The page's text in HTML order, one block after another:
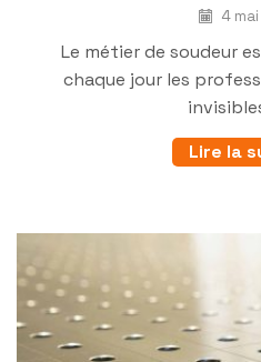
4
Le métier de soudeur
chaque jour les
Lire la